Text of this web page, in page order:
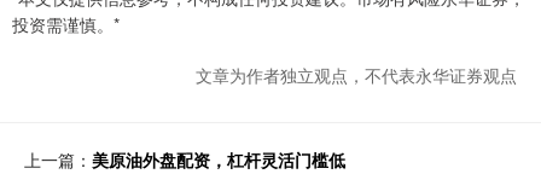
投资需谨慎。*
文章为作者独立观点，不代表永华证券观点
上一篇： 美原油外盘配资，杠杆灵活门槛低